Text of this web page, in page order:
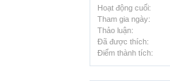
Hoạt động cuối:
Tham gia ngày:
Thảo luận:
Đã được thích:
Điểm thành tích: